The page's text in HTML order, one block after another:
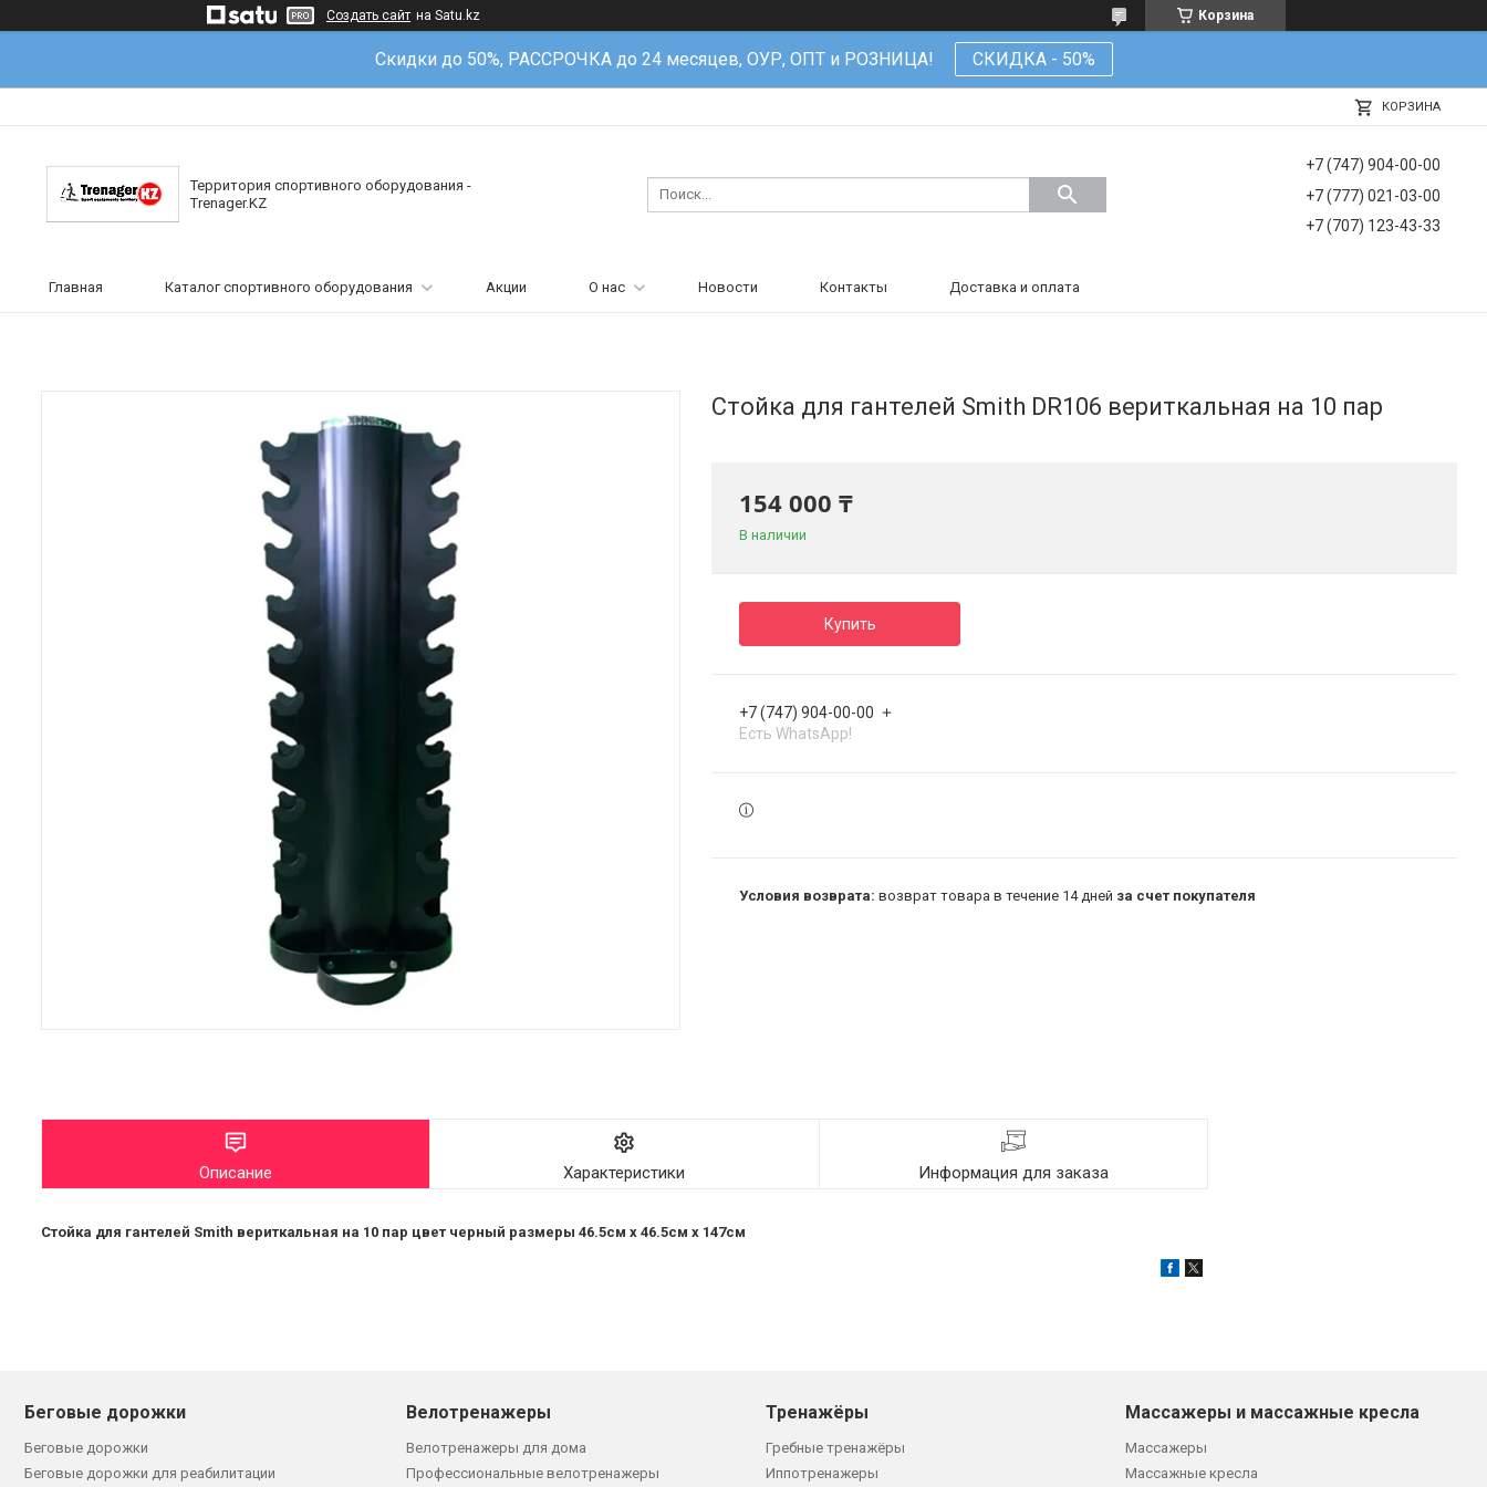
Создать сайт на Satu.kz Корзина
Скидки до 50%, РАССРОЧКА до 24 месяцев, ОУР, ОПТ и РОЗНИЦА! СКИДКА - 50%
КОРЗИНА
Территория спортивного оборудования -
Trenager.KZ
+7 (747) 904-00-00
+7 (777) 021-03-00
+7 (707) 123-43-33
Главная Каталог спортивного оборудования Акции О нас Новости Контакты Доставка и оплата
Стойка для гантелей Smith DR106 вериткальная на 10 пар
154 000 ₸
В наличии
Купить
+7 (747) 904-00-00
Есть WhatsApp!
возврат товара в течение 14 дней за счет покупателя
Описание Характеристики Информация для заказа
Стойка для гантелей Smith вериткальная на 10 пар цвет черный размеры 46.5см х 46.5см х 147см
Беговые дорожки
Беговые дорожки
Беговые дорожки для реабилитации
Велотренажеры
Велотренажеры для дома
Профессиональные велотренажеры
Тренажёры
Гребные тренажёры
Иппотренажеры
Массажеры и массажные кресла
Массажеры
Массажные кресла